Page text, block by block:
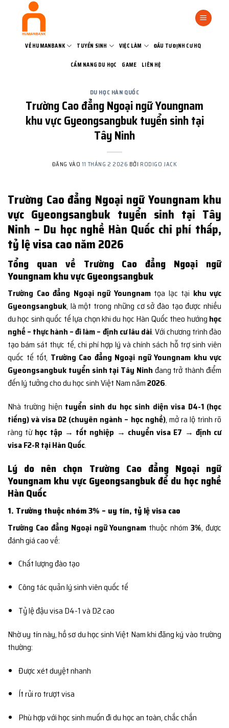
VỀ HUMANBANK TUYỂN SINH VIỆC LÀM ĐẦU TƯ ĐỊNH CƯ HQ
CẨM NANG DU HỌC GAME LIÊN HỆ
DU HỌC HÀN QUỐC
Trường Cao đẳng Ngoại ngữ Youngnam
khu vực Gyeongsangbuk tuyển sinh tại
Tây Ninh
ĐĂNG VÀO 11 THÁNG 2 2026 BỞI RODIGO JACK
Trường Cao đẳng Ngoại ngữ Youngnam khu
vực Gyeongsangbuk tuyển sinh tại Tây
Ninh – Du học nghề Hàn Quốc chi phí thấp,
tỷ lệ visa cao năm 2026
Tổng quan về Trường Cao đẳng Ngoại ngữ
Youngnam khu vực Gyeongsangbuk
Trường Cao đẳng Ngoại ngữ Youngnamtọa lạc tại khu vực
Gyeongsangbuk, là một trong những cơ sở đào tạo được nhiều
du học sinh quốc tế lựa chọn khi du học Hàn Quốc theo hướng học
nghề – thực hành – đi làm – định cư lâu dài. Với chương trình đào
tạo bám sát thực tế, chi phí hợp lý và chính sách hỗ trợ sinh viên
quốc tế tốt, Trường Cao đẳng Ngoại ngữ Youngnam khu vực
Gyeongsangbuk tuyển sinh tại Tây Ninh đang trở thành điểm
đến lý tưởng cho du học sinh Việt Nam năm2026.
Nhà trường hiện tuyển sinh du học sinh diện visa D4-1 (học
tiếng) và visa D2 (chuyên ngành – học nghề), mở ra lộ trình rõ
ràng từ học tập → tốt nghiệp → chuyển visa E7 → định cư
visa F2-R tại Hàn Quốc.
Lý do nên chọn Trường Cao đẳng Ngoại ngữ
Youngnam khu vực Gyeongsangbuk để du học nghề
Hàn Quốc
1. Trường thuộc nhóm 3% – uy tín, tỷ lệ visa cao
Trường Cao đẳng Ngoại ngữ Youngnam thuộc nhóm3%, được
đánh giá cao về:
Chất lượng đào tạo
Công tác quản lý sinh viên quốc tế
Tỷ lệ đậu visa D4-1 và D2 cao
Nhờ uy tín này, hồ sơ du học sinh Việt Nam khi đăng ký vào trường
thường:
Được xét duyệt nhanh
Ít rủi ro trượt visa
Phù hợp với học sinh muốn đi du học an toàn, chắc chắn